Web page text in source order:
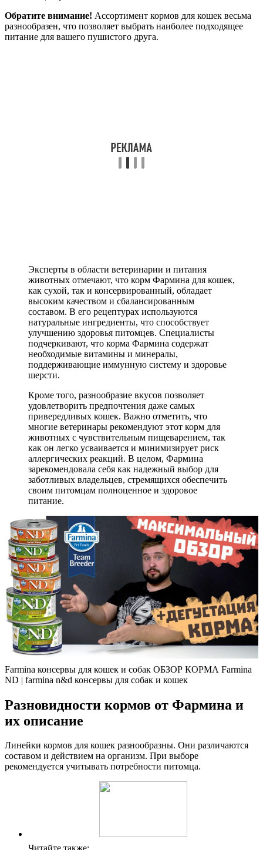
Обратите внимание! Ассортимент кормов для кошек весьма
разнообразен, что позволяет выбрать наиболее подходящее
питание для вашего пушистого друга.
Эксперты в области ветеринарии и питания
животных отмечают, что корм Фармина для кошек,
как сухой, так и консервированный, обладает
высоким качеством и сбалансированным
составом. В его рецептурах используются
натуральные ингредиенты, что способствует
улучшению здоровья питомцев. Специалисты
подчеркивают, что корма Фармина содержат
необходимые витамины и минералы,
поддерживающие иммунную систему и здоровье
шерсти.
Кроме того, разнообразие вкусов позволяет
удовлетворить предпочтения даже самых
привередливых кошек. Важно отметить, что
многие ветеринары рекомендуют этот корм для
животных с чувствительным пищеварением, так
как он легко усваивается и минимизирует риск
аллергических реакций. В целом, Фармина
зарекомендовала себя как надежный выбор для
заботливых владельцев, стремящихся обеспечить
своим питомцам полноценное и здоровое
питание.
Farmina консервы для кошек и собак ОБЗОР КОРМА Farmina
ND | farmina n&d консервы для собак и кошек
Разновидности кормов от Фармина и
их описание
Линейки кормов для кошек разнообразны. Они различаются
составом и действием на организм. При выборе
рекомендуется учитывать потребности питомца.